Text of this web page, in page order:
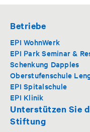
Betriebe
EPI WohnWerk
EPI Park Seminar &
Schenkung Dapples
Oberstufenschule
EPI Spitalschule
EPI Klinik
Unterstützen Sie
Stiftung